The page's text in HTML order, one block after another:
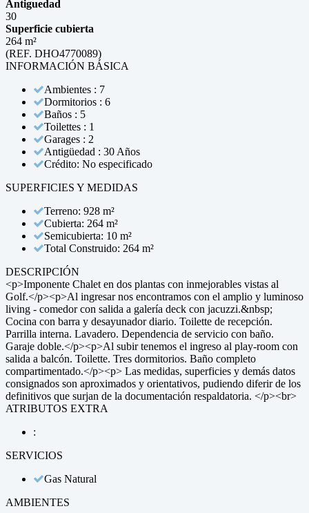
Antiguedad
30
Superficie cubierta
264 m²
(REF. DHO4770089)
INFORMACIÓN BÁSICA
Ambientes : 7
Dormitorios : 6
Baños : 5
Toilettes : 1
Garages : 2
Antigüedad : 30 Años
Crédito: No especificado
SUPERFICIES Y MEDIDAS
Terreno: 928 m²
Cubierta: 264 m²
Semicubierta: 10 m²
Total Construido: 264 m²
DESCRIPCIÓN
<p>Imponente Chalet en dos plantas con inmejorables vistas al
Golf.</p><p>Al ingresar nos encontramos con el amplio y luminoso
living - comedor con salida a galería deck con jacuzzi.&nbsp;
Cocina con barra y desayunador diario. Toilette de recepción.
Parrilla interna. Lavadero. Dependencia de servicio con baño.
Garaje doble.</p><p>Al subir tenemos el ingreso al play-room con
salida a balcón. Toilette. Tres dormitorios. Baño completo
compartimentado.</p><p> Las medidas, superficies y demás datos
consignados son aproximados y orientativos, pudiendo diferir de los
definitivos que surjan de la documentación respaldatoria. </p><br>
ATRIBUTOS EXTRA
:
SERVICIOS
Gas Natural
AMBIENTES